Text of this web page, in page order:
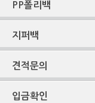
PP폴리백
지퍼백
견적문의
입금확인